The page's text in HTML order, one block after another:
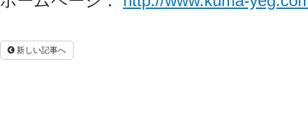
新しい記事へ